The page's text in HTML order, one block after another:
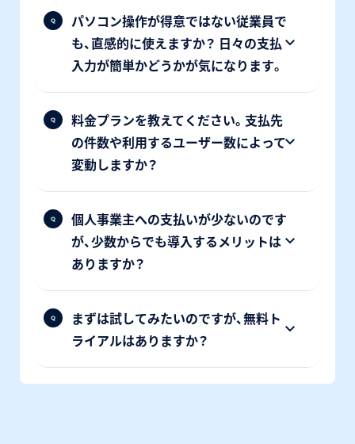
パソコン操作が得意ではない従業員で
も、直感的に使えますか？ 日々の支払
入力が簡単かどうかが気になります。
料金プランを教えてください。支払先
の件数や利用するユーザー数によって
変動しますか？
個人事業主への支払いが少ないのです
が、少数からでも導入するメリットは
ありますか？
まずは試してみたいのですが、無料ト
ライアルはありますか？